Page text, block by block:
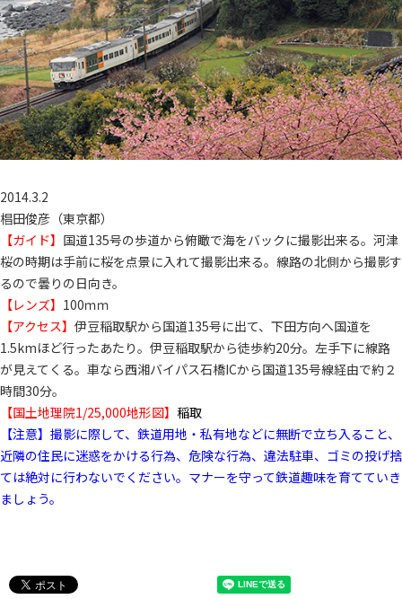
2014.3.2
椙田俊彦（東京都）
【ガイド】 国道135号の歩道から俯瞰で海をバックに撮影出来る。河津
桜の時期は手前に桜を点景に入れて撮影出来る。線路の北側から撮影す
るので曇りの日向き。
【レンズ】 100ｍｍ
【アクセス】 伊豆稲取駅から国道135号に出て、下田方向へ国道を
1.5kmほど行ったあたり。伊豆稲取駅から徒歩約20分。左手下に線路
が見えてくる。車なら西湘バイパス石橋ICから国道135号線経由で約２
時間30分。
【国土地理院1/25,000地形図】 稲取
【注意】撮影に際して、鉄道用地・私有地などに無断で立ち入ること、
近隣の住民に迷惑をかける行為、危険な行為、違法駐車、ゴミの投げ捨
ては絶対に行わないでください。マナーを守って鉄道趣味を育てていき
ましょう。